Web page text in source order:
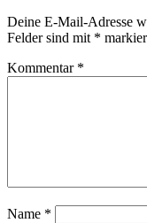
Deine E-Mail-Adresse
Felder sind mit *
Kommentar *
Name *